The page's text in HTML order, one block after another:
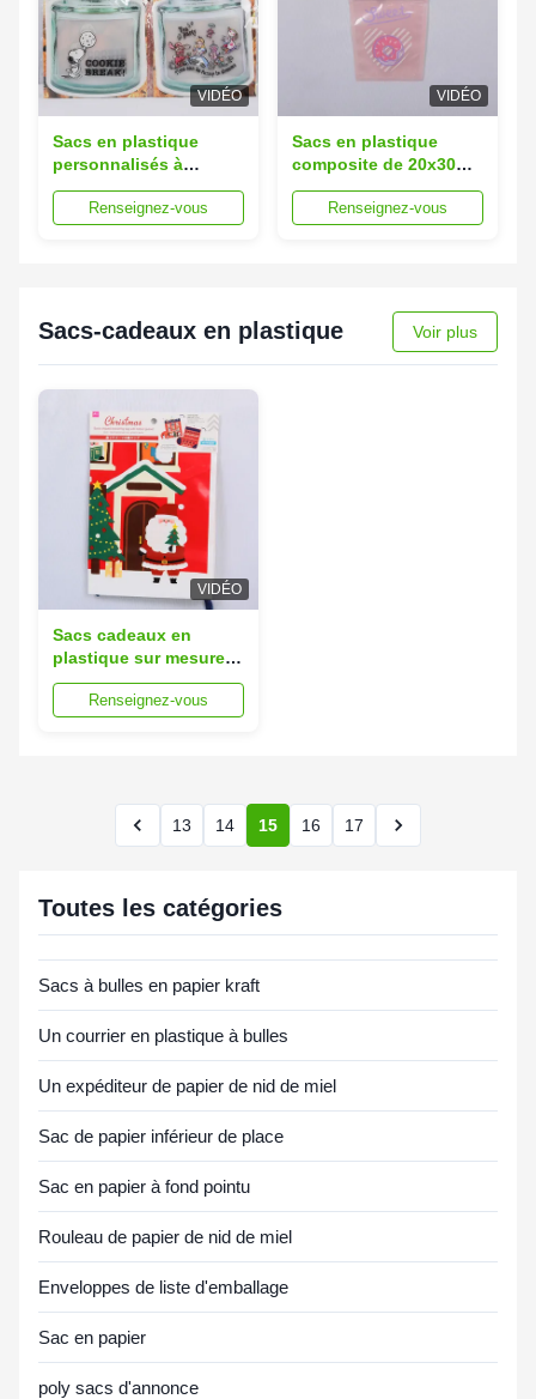
VIDÉO
Sacs en plastique
personnalisés à
plusieurs couches de
15x25 cm résistant à
Renseignez-vous
VIDÉO
Sacs en plastique
composite de 20x30
cm Colorier Sacs à os
de qualité alimentaire
Renseignez-vous
Sacs-cadeaux en plastique Voir plus
VIDÉO
Sacs cadeaux en
plastique sur mesure
15x20cm 10 couleurs
disponibles
Renseignez-vous
13 14 15 16 17
Toutes les catégories
Sacs à bulles en papier kraft
Un courrier en plastique à bulles
Un expéditeur de papier de nid de miel
Sac de papier inférieur de place
Sac en papier à fond pointu
Rouleau de papier de nid de miel
Enveloppes de liste d'emballage
Sac en papier
poly sacs d'annonce